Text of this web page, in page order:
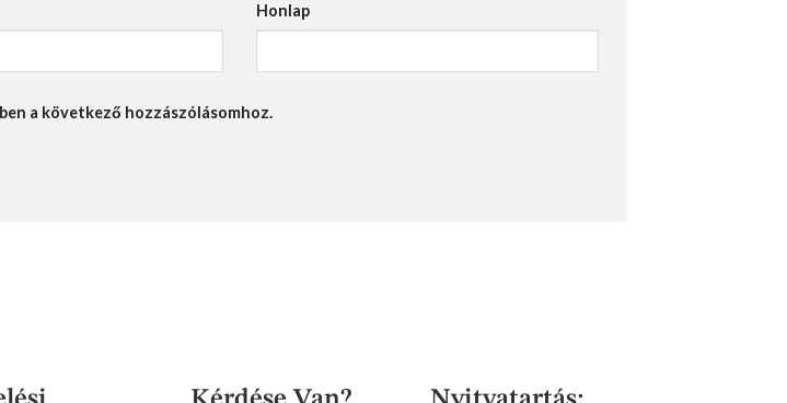
Honlap
a következő hozzászólásomhoz.